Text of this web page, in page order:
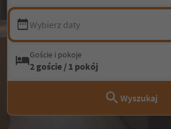
Wybierz daty
Goście i pokoje
2 goście / 1 pokój
Wyszukaj